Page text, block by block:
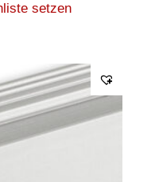
setzen